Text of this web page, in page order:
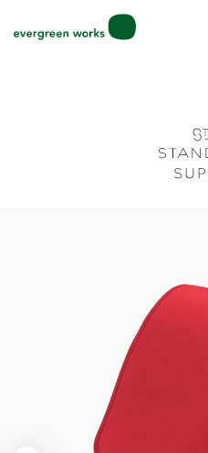
2027年ご入学用ランド